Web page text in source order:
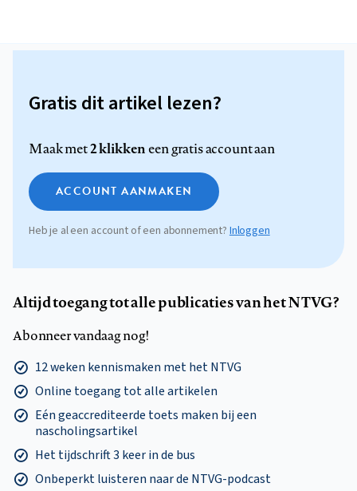
Gratis dit artikel lezen?
Maak met2 klikkeneen gratis account aan
ACCOUNT AANMAKEN
Heb je al een account of een abonnement? Inloggen
Altijd toegang tot alle publicaties van het NTVG?
Abonneer vandaag nog!
12 weken kennismaken met het NTVG
Online toegang tot alle artikelen
Eén geaccrediteerde toets maken bij een
nascholingsartikel
Het tijdschrift 3 keer in de bus
Onbeperkt luisteren naar de NTVG-podcast